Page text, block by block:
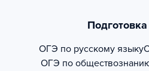
ОГЭ по русскому языку
ОГЭ по